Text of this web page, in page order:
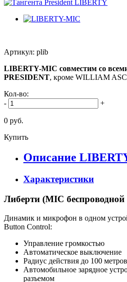
Артикул: plib
LIBERTY-MIC совместим со
PRESIDENT, кроме WILLIAM
Кол-во:
-
+
0 руб.
Купить
Описание
Характеристики
Либерти (MIC
Динамик и микрофон в одном
Button Control:
Управление громкостью
Автоматическое выключение
Радиус действия до 100
Автомобильное зарядное
разъемом